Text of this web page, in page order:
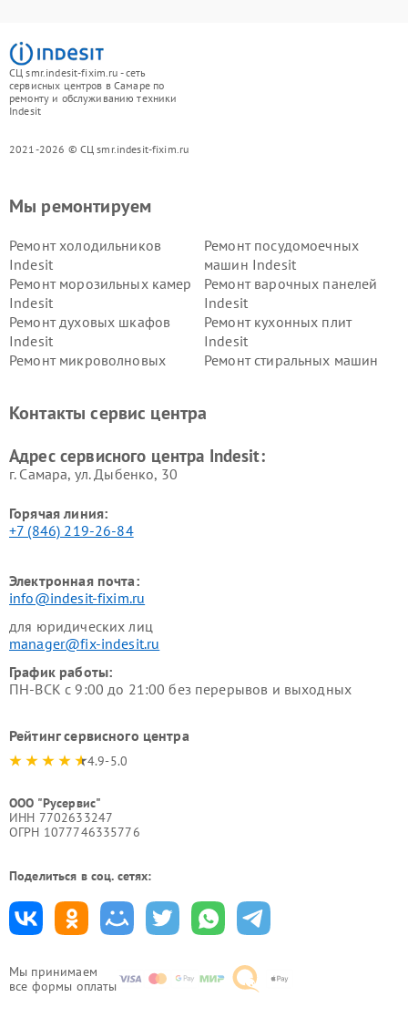
СЦ smr.indesit-fixim.ru - сеть
сервисных центров в Самаре по
ремонту и обслуживанию техники
Indesit
2021-2026 © СЦ smr.indesit-fixim.ru
Мы принимаем
все формы оплаты
Мы ремонтируем
Ремонт холодильников
Indesit
Ремонт посудомоечных
машин Indesit
Ремонт морозильных камер
Indesit
Ремонт варочных панелей
Indesit
Ремонт духовых шкафов
Indesit
Ремонт кухонных плит
Indesit
Ремонт микроволновых
Ремонт стиральных машин
Indesit
Indesit
Контакты сервис центра
Адрес сервисного центра Indesit:
г. Самара, ул. Дыбенко, 30
Горячая линия:
+7 (846) 219-26-84
Электронная почта:
info@indesit-fixim.ru
для юридических лиц
manager@fix-indesit.ru
График работы:
ПН-ВСК с 9:00 до 21:00 без перерывов и выходных
Рейтинг сервисного центра
4.9-5.0
ООО "Русервис"
ИНН 7702633247
ОГРН 1077746335776
Поделиться в соц. сетях: